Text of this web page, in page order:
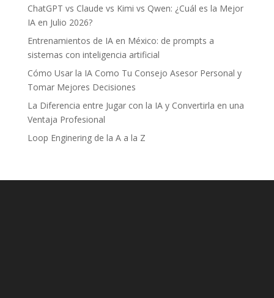
ChatGPT vs Claude vs Kimi vs Qwen: ¿Cuál es la Mejor
IA en Julio 2026?
Entrenamientos de IA en México: de prompts a
sistemas con inteligencia artificial
Cómo Usar la IA Como Tu Consejo Asesor Personal y
Tomar Mejores Decisiones
La Diferencia entre Jugar con la IA y Convertirla en una
Ventaja Profesional
Loop Enginering de la A a la Z